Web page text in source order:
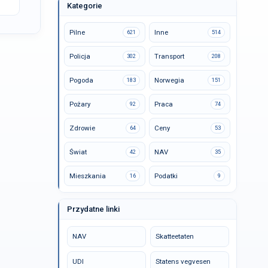
Kategorie
Pilne 621 Inne 514
Policja 302 Transport 208
Pogoda 183 Norwegia 151
Pożary 92 Praca 74
Zdrowie 64 Ceny 53
Świat 42 NAV 35
Mieszkania 16 Podatki 9
Przydatne linki
NAV Skatteetaten
UDI Statens vegvesen